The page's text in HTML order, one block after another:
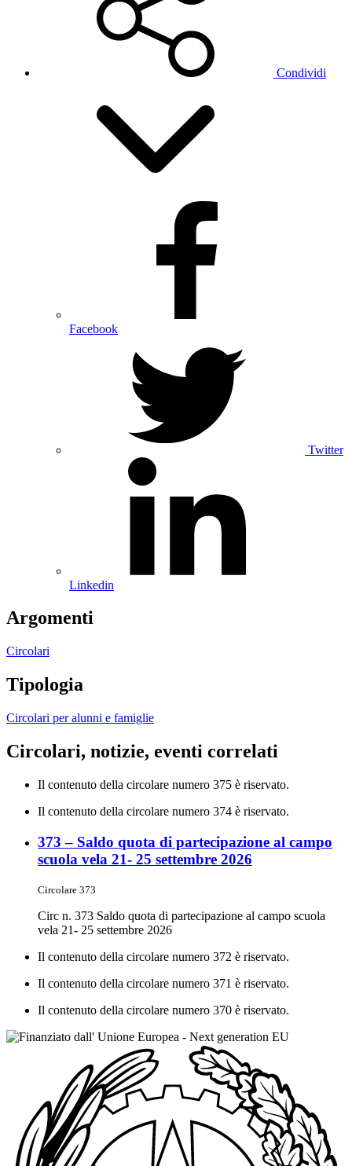
Condividi
Facebook
Twitter
Linkedin
Argomenti
Circolari
Tipologia
Circolari per alunni e famiglie
Circolari, notizie, eventi correlati
Il contenuto della circolare numero 375 è riservato.
Il contenuto della circolare numero 374 è riservato.
373 – Saldo quota di partecipazione al campo
scuola vela 21- 25 settembre 2026
Circolare 373
Circ n. 373 Saldo quota di partecipazione al campo scuola
vela 21- 25 settembre 2026
Il contenuto della circolare numero 372 è riservato.
Il contenuto della circolare numero 371 è riservato.
Il contenuto della circolare numero 370 è riservato.